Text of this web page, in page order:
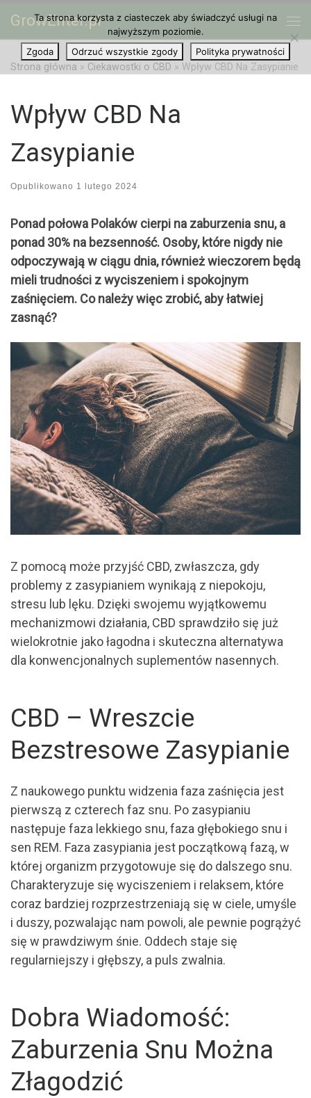
Przejdź do treści
GrowEnter.pl
Strona główna » Ciekawostki o CBD » Wpływ CBD Na Zasypianie
Wpływ CBD Na
Zasypianie
Opublikowano 1 lutego 2024
Ponad połowa Polaków cierpi na zaburzenia snu, a
ponad 30% na bezsenność. Osoby, które nigdy nie
odpoczywają w ciągu dnia, również wieczorem będą
mieli trudności z wyciszeniem i spokojnym
zaśnięciem. Co należy więc zrobić, aby łatwiej
zasnąć?
Z pomocą może przyjść CBD, zwłaszcza, gdy
problemy z zasypianiem wynikają z niepokoju,
stresu lub lęku. Dzięki swojemu wyjątkowemu
mechanizmowi działania, CBD sprawdziło się już
wielokrotnie jako łagodna i skuteczna alternatywa
dla konwencjonalnych suplementów nasennych.
CBD – Wreszcie
Bezstresowe Zasypianie
Z naukowego punktu widzenia faza zaśnięcia jest
pierwszą z czterech faz snu. Po zasypianiu
następuje faza lekkiego snu, faza głębokiego snu i
sen REM. Faza zasypiania jest początkową fazą, w
której organizm przygotowuje się do dalszego snu.
Charakteryzuje się wyciszeniem i relaksem, które
coraz bardziej rozprzestrzeniają się w ciele, umyśle
i duszy, pozwalając nam powoli, ale pewnie pogrążyć
się w prawdziwym śnie. Oddech staje się
regularniejszy i głębszy, a puls zwalnia.
Dobra Wiadomość:
Zaburzenia Snu Można
Złagodzić
Ta strona korzysta z ciasteczek aby świadczyć usługi na
najwyższym poziomie.
Zgoda
Odrzuć wszystkie zgody Polityka prywatności